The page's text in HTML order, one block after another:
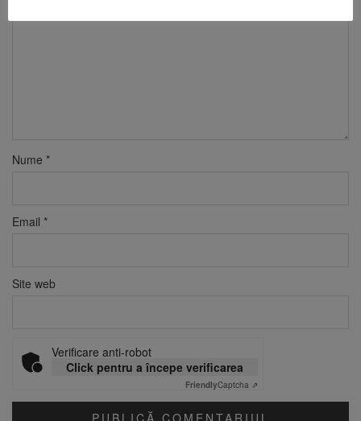
Nume *
Email *
Site web
Verificare anti-robot
Click pentru a începe verificarea
FriendlyCaptcha ⇗